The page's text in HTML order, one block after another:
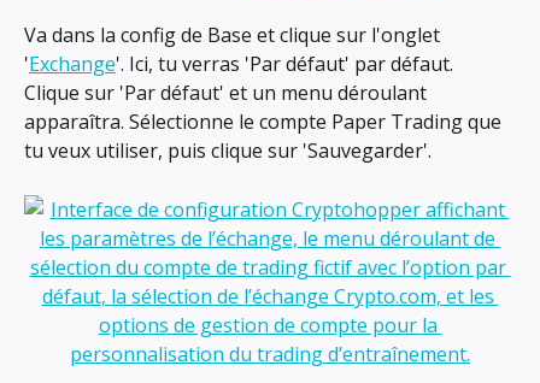
Va dans la config de Base et clique sur l'onglet
'Exchange'. Ici, tu verras 'Par défaut' par défaut.
Clique sur 'Par défaut' et un menu déroulant
apparaîtra. Sélectionne le compte Paper Trading que
tu veux utiliser, puis clique sur 'Sauvegarder'.